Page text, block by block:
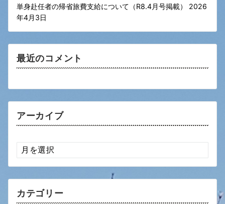
単身赴任者の帰省旅費支給について（R8.4月号掲載）
2026
年4月3日
最近のコメント
アーカイブ
ア
ー
カ
カテゴリー